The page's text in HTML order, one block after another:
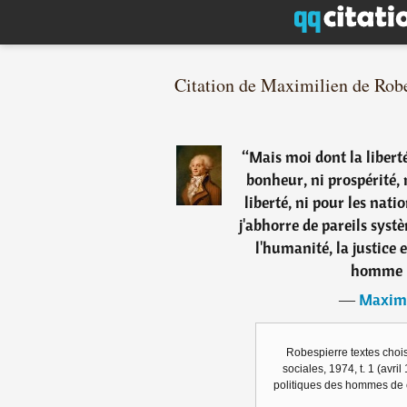
Citation de Maximilien de
“Mais moi dont la
bonheur, ni prospérité,
liberté, ni pour les
j'abhorre de pareils
l'humanité, la justice
homme
―
Robespierre textes
sociales, 1974, t. 1 (avril
politiques des hommes